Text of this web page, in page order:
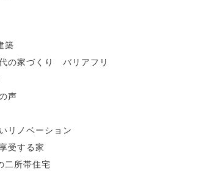
築
の家づくり バリアフリ
声
リノベーション
受する家
二所帯住宅